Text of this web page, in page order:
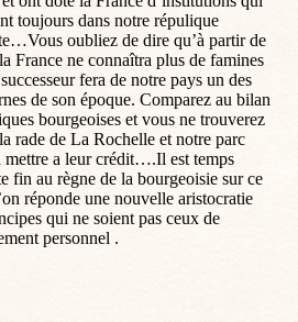
toujours dans notre répulique
oubliez de dire qu’à partir de
France ne connaîtra plus de famines
fera de notre pays un des
de son époque. Comparez au bilan
bourgeoises et vous ne trouverez
rade de La Rochelle et notre parc
mettre a leur crédit….Il est temps
fin au règne de la bourgeoisie sur ce
réponde une nouvelle aristocratie
qui ne soient pas ceux de
personnel .